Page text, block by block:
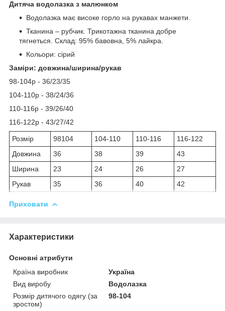
Дитяча водолазка з малюнком
Водолазка має високе горло на рукавах манжети.
Тканина – рубчик. Трикотажна тканина добре
тягнеться. Склад: 95% бавовна, 5% лайкра.
Кольори: сірий
Заміри: довжина/ширина/рукав
98-104р - 36/23/35
104-110р - 38/24/36
110-116р - 39/26/40
116-122р - 43/27/42
Розмір 98104 104-110 110-116
116-122
Довжина
36 38 39
43
Ширина
23 24 26
27
Рукав
35 36 40 42
Приховати
Характеристики
Основні атрибути
Країна виробник
Україна
Вид виробу
Водолазка
Розмір дитячого одягу (за
зростом)
98-104